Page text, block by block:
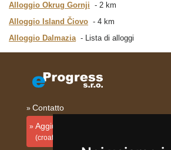
Alloggio Okrug Gornji
2 km
Alloggio Island Čiovo
4 km
Alloggio Dalmazia
Lista di alloggi
Contatto
Aggiungi la tua sistemazione
(croato)